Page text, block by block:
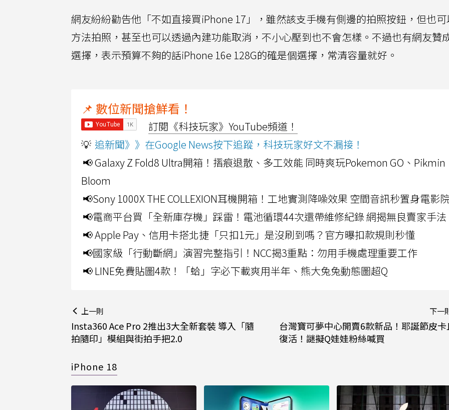
網友紛紛勸告他「不如直接買iPhone 17」，雖然該支手機有側邊的拍照按鈕，但也
方法拍照，甚至也可以透過內建功能取消，不小心壓到也不會怎樣。不過也有網友贊
選擇，表示預算不夠的話iPhone 16e 128G的確是個選擇，常清容量就好。
📌 數位新聞搶鮮看！
訂閱《科技玩家》YouTube頻道！
💡 追新聞》》在Google News按下追蹤，科技玩家好文不漏接！
📢 Galaxy Z Fold8 Ultra開箱！摺痕退散、多工效能 同時爽玩Pokemon GO、Pikmin
Bloom
📢Sony 1000X THE COLLEXION耳機開箱！工地實測降噪效果 空間音訊秒置身電影
📢電商平台買「全新庫存機」踩雷！電池循環44次還帶維修紀錄 網揭無良賣家手法
📢 Apple Pay、信用卡搭北捷「只扣1元」是沒刷到嗎？官方曝扣款規則秒懂
📢國家級「行動斷網」演習完整指引！NCC揭3重點：勿用手機處理重要工作
📢 LINE免費貼圖4款！「蛤」字必下載爽用半年、熊大兔兔動態圖超Q
上一則
Insta360 Ace Pro 2推出3大全新套裝 導入「隨
拍隨印」模組與街拍手把2.0
下一
台灣寶可夢中心開賣6款新品！耶誕節皮卡
復活！謎擬Q娃娃粉絲喊買
iPhone 18